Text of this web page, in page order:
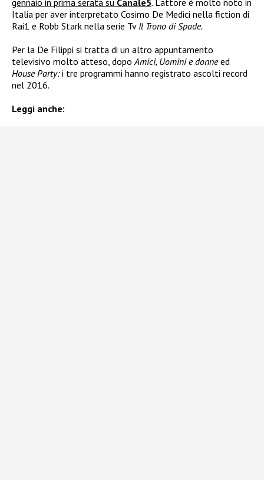
Italia per aver interpretato Cosimo De Medici nella fiction di
Rai1 e Robb Stark nella serie Tv Il Trono di Spade.
Per la De Filippi si tratta di un altro appuntamento
televisivo molto atteso, dopo Amici, Uomini e donneed
House Party:i tre programmi hanno registrato ascolti record
nel 2016.
Leggi anche: